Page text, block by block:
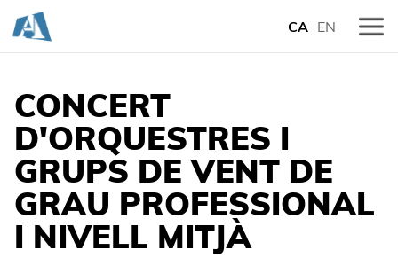
CA EN
CONCERT
D'ORQUESTRES I
GRUPS DE VENT DE
GRAU PROFESSIONAL
I NIVELL MITJÀ